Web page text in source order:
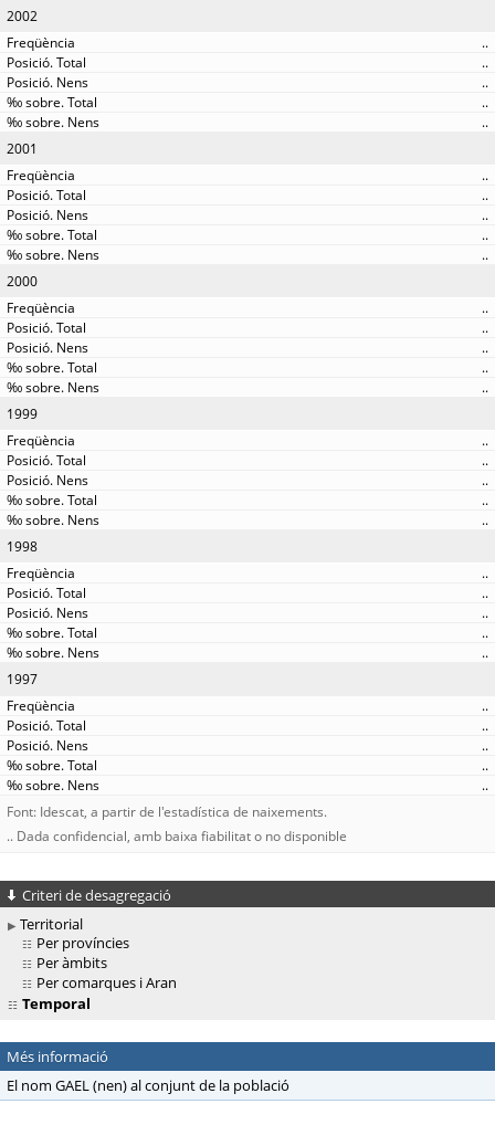
2002
..
..
..
..
..
2001
..
..
..
..
..
2000
..
..
..
..
..
1999
..
..
..
..
..
1998
..
..
..
..
..
1997
..
..
..
..
..
Font: Idescat, a partir de l'estadística de naixements.
.. Dada confidencial, amb baixa fiabilitat o no disponible
Criteri de desagregació
Territorial
Per províncies
Per àmbits
Per comarques i Aran
Temporal
Més informació
El nom GAEL (nen) al conjunt de la població